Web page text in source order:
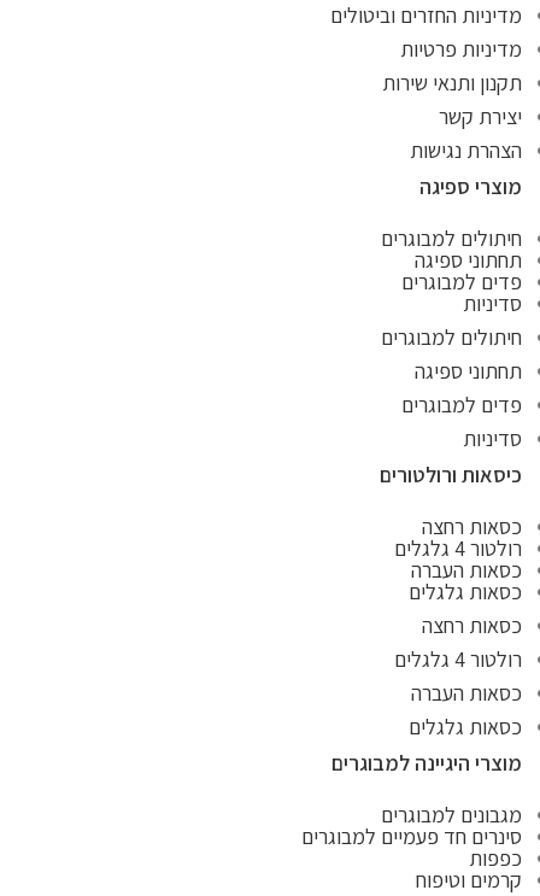
מדיניות החזרים וביטולים
מדיניות פרטיות
תקנון ותנאי שירות
יצירת קשר
הצהרת נגישות
מוצרי ספיגה
חיתולים למבוגרים
תחתוני ספיגה
פדים למבוגרים
סדיניות
חיתולים למבוגרים
תחתוני ספיגה
פדים למבוגרים
סדיניות
כיסאות ורולטורים
כסאות רחצה
רולטור 4 גלגלים
כסאות העברה
כסאות גלגלים
כסאות רחצה
רולטור 4 גלגלים
כסאות העברה
כסאות גלגלים
מוצרי היגיינה למבוגרים
מגבונים למבוגרים
סינרים חד פעמיים למבוגרים
כפפות
קרמים וטיפוח